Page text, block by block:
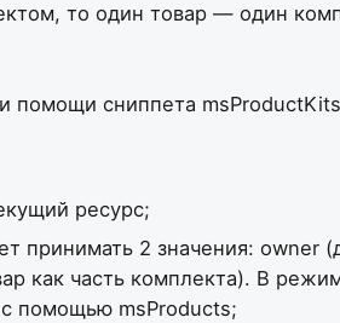
то один товар — один
помощи сниппета
ресурс;
2 значения: owner
как часть комплекта). В
помощью msProducts;